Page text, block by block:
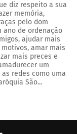
diz respeito a sua
memória,
pelo dom
ano de ordenação
ajudar mais
amar mais
mais preces e
um
redes como uma
São...